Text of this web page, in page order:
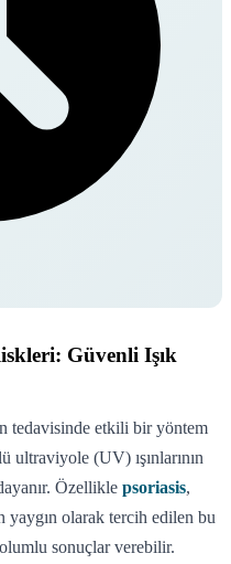
Güvenli Işık
tedavisinde etkili bir yöntem
ultraviyole (UV) ışınlarının
Özellikle psoriasis,
yaygın olarak tercih edilen bu
sonuçlar verebilir.